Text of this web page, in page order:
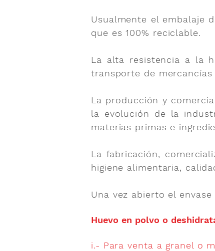
Usualmente el embalaje
que es 100% reciclable.
La alta resistencia a la
transporte de mercancías
La producción y
la evolución de la
materias primas e
La fabricación,
higiene alimentaria,
Una vez abierto el
Huevo en polvo o
i.- Para venta a granel o